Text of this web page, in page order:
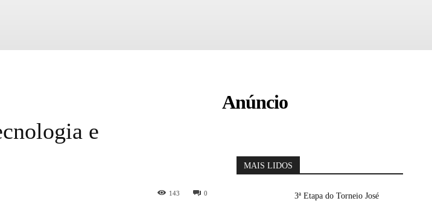
e
0
143
Anúncio
MAIS LIDOS
3ª Etapa do Torneio José